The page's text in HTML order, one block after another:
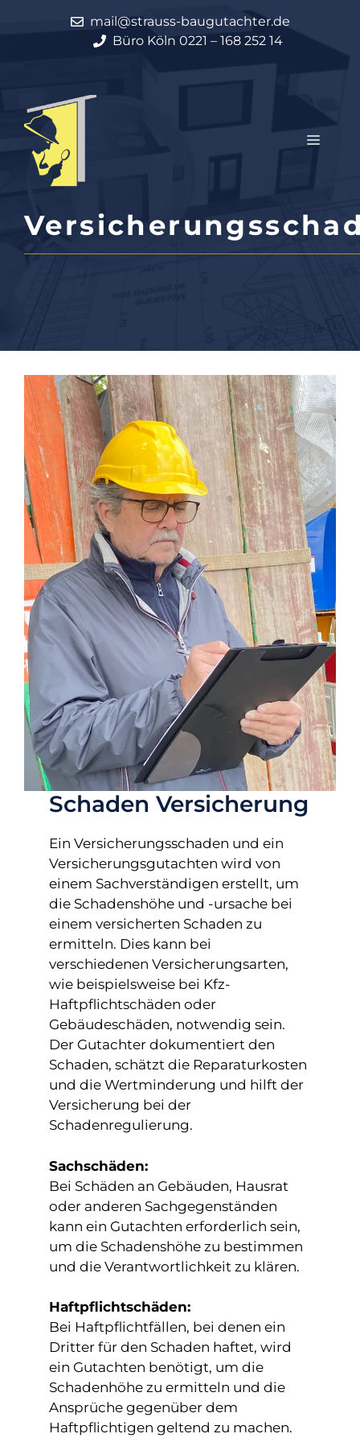
mail@strauss-baugutachter.de
Büro Köln 0221 – 168 252 14
Menü
Schaden Versicherung
Ein Versicherungsschaden und ein
Versicherungsgutachten wird von
einem Sachverständigen erstellt, um
die Schadenshöhe und -ursache bei
einem versicherten Schaden zu
ermitteln. Dies kann bei
verschiedenen Versicherungsarten,
wie beispielsweise bei Kfz-
Haftpflichtschäden oder
Gebäudeschäden, notwendig sein.
Der Gutachter dokumentiert den
Schaden, schätzt die Reparaturkosten
und die Wertminderung und hilft der
Versicherung bei der
Schadenregulierung.
Sachschäden:
Bei Schäden an Gebäuden, Hausrat
oder anderen Sachgegenständen
kann ein Gutachten erforderlich sein,
um die Schadenshöhe zu bestimmen
und die Verantwortlichkeit zu klären.
Haftpflichtschäden:
Bei Haftpflichtfällen, bei denen ein
Dritter für den Schaden haftet, wird
ein Gutachten benötigt, um die
Schadenhöhe zu ermitteln und die
Ansprüche gegenüber dem
Haftpflichtigen geltend zu machen.